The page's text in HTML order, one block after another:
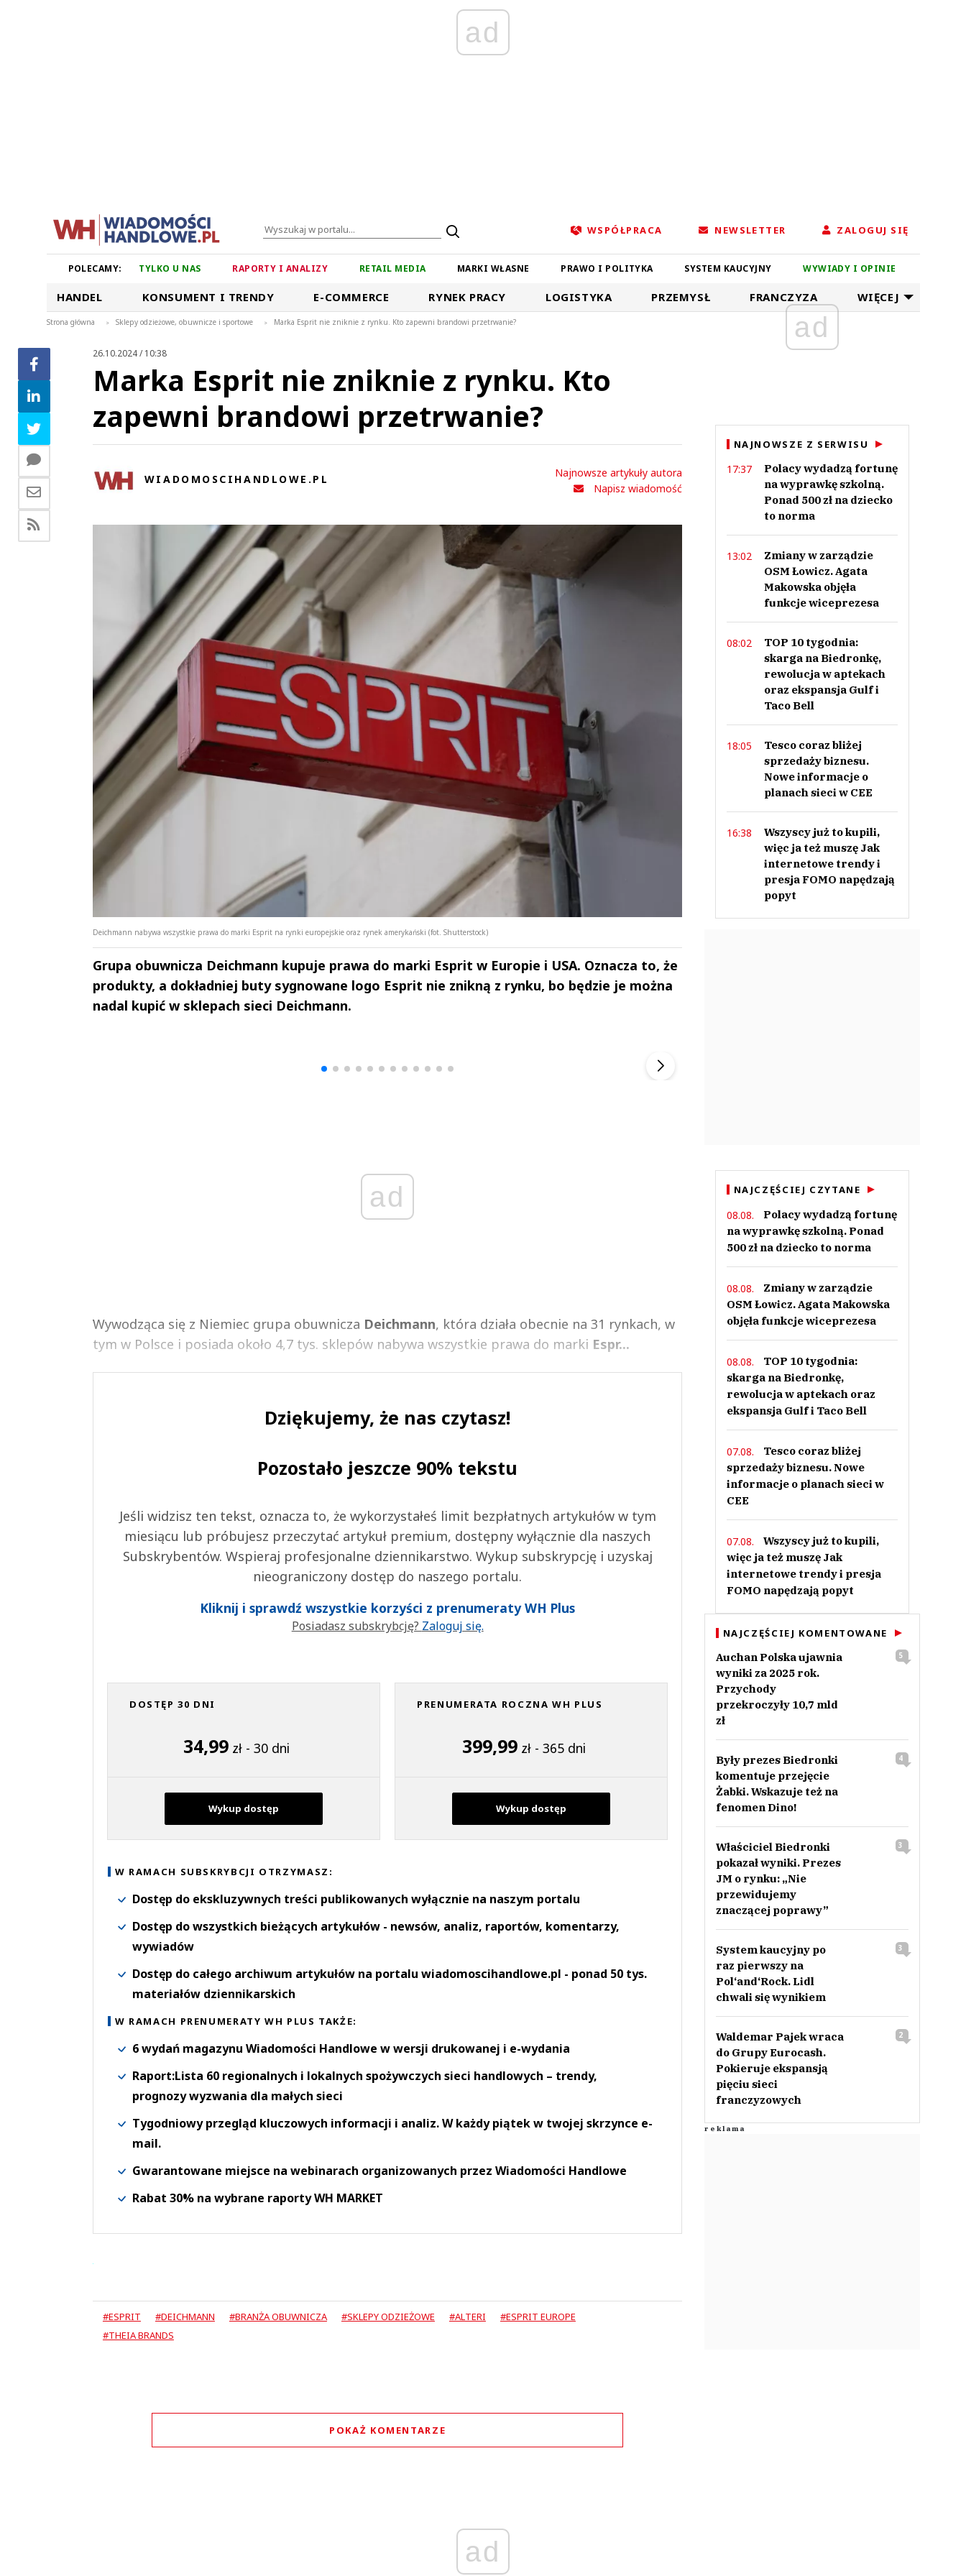
ad
WSPÓŁPRACA NEWSLETTER ZALOGUJ SIĘ
POLECAMY: TYLKO U NAS RAPORTY I ANALIZY RETAIL MEDIA MARKI WŁASNE PRAWO I POLITYKA SYSTEM KAUCYJNY WYWIADY I OPINIE
HANDEL KONSUMENT I TRENDY E-COMMERCE RYNEK PRACY LOGISTYKA PRZEMYSŁ FRANCZYZA WIĘCEJ
Strona główna > Sklepy odzieżowe, obuwnicze i sportowe > Marka Esprit nie zniknie z rynku. Kto zapewni brandowi przetrwanie?
26.10.2024 / 10:38
Marka Esprit nie zniknie z rynku. Kto
zapewni brandowi przetrwanie?
WIADOMOSCIHANDLOWE.PL
Najnowsze artykuły autora
Napisz wiadomość
Deichmann nabywa wszystkie prawa do marki Esprit na rynki europejskie oraz rynek amerykański (fot. Shutterstock)
Grupa obuwnicza Deichmann kupuje prawa do marki Esprit w Europie i USA. Oznacza to, że
produkty, a dokładniej buty sygnowane logo Esprit nie znikną z rynku, bo będzie je można
nadal kupić w sklepach sieci Deichmann.
ad
Wywodząca się z Niemiec grupa obuwnicza Deichmann, która działa obecnie na 31 rynkach, w
tym w Polsce i posiada około 4,7 tys. sklepów nabywa wszystkie prawa do marki Espr...
Dziękujemy, że nas czytasz!
Pozostało jeszcze 90% tekstu
Jeśli widzisz ten tekst, oznacza to, że wykorzystałeś limit bezpłatnych artykułów w tym
miesiącu lub próbujesz przeczytać artykuł premium, dostępny wyłącznie dla naszych
Subskrybentów. Wspieraj profesjonalne dziennikarstwo. Wykup subskrypcję i uzyskaj
nieograniczony dostęp do naszego portalu.
Kliknij i sprawdź wszystkie korzyści z prenumeraty WH Plus
Posiadasz subskrybcję? Zaloguj się.
DOSTĘP 30 DNI
34,99 zł - 30 dni
Wykup dostęp
PRENUMERATA ROCZNA WH PLUS
399,99 zł - 365 dni
Wykup dostęp
W RAMACH SUBSKRYBCJI OTRZYMASZ:
Dostęp do ekskluzywnych treści publikowanych wyłącznie na naszym portalu
Dostęp do wszystkich bieżących artykułów - newsów, analiz, raportów, komentarzy,
wywiadów
Dostęp do całego archiwum artykułów na portalu wiadomoscihandlowe.pl - ponad 50 tys.
materiałów dziennikarskich
W RAMACH PRENUMERATY WH PLUS TAKŻE:
6 wydań magazynu Wiadomości Handlowe w wersji drukowanej i e-wydania
Raport:Lista 60 regionalnych i lokalnych spożywczych sieci handlowych – trendy,
prognozy wyzwania dla małych sieci
Tygodniowy przegląd kluczowych informacji i analiz. W każdy piątek w twojej skrzynce e-
mail.
Gwarantowane miejsce na webinarach organizowanych przez Wiadomości Handlowe
Rabat 30% na wybrane raporty WH MARKET
#ESPRIT #DEICHMANN #BRANŻA OBUWNICZA #SKLEPY ODZIEŻOWE #ALTERI
#ESPRIT EUROPE
#THEIA BRANDS
POKAŻ KOMENTARZE
ad
NAJNOWSZE Z SERWISU
17:37
Polacy wydadzą fortunę
na wyprawkę szkolną.
Ponad 500 zł na dziecko
to norma
13:02
Zmiany w zarządzie
OSM Łowicz. Agata
Makowska objęła
funkcje wiceprezesa
08:02
TOP 10 tygodnia:
skarga na Biedronkę,
rewolucja w aptekach
oraz ekspansja Gulf i
Taco Bell
18:05
Tesco coraz bliżej
sprzedaży biznesu.
Nowe informacje o
planach sieci w CEE
16:38
Wszyscy już to kupili,
więc ja też muszę Jak
internetowe trendy i
presja FOMO napędzają
popyt
NAJCZĘŚCIEJ CZYTANE
08.08.
Polacy wydadzą fortunę
na wyprawkę szkolną. Ponad
500 zł na dziecko to norma
08.08.
Zmiany w zarządzie
OSM Łowicz. Agata Makowska
objęła funkcje wiceprezesa
08.08.
TOP 10 tygodnia:
skarga na Biedronkę,
rewolucja w aptekach oraz
ekspansja Gulf i Taco Bell
07.08.
Tesco coraz bliżej
sprzedaży biznesu. Nowe
informacje o planach sieci w
CEE
07.08.
Wszyscy już to kupili,
więc ja też muszę Jak
internetowe trendy i presja
FOMO napędzają popyt
NAJCZĘŚCIEJ KOMENTOWANE
Auchan Polska ujawnia
wyniki za 2025 rok.
Przychody
przekroczyły 10,7 mld
zł
5
Były prezes Biedronki
komentuje przejęcie
Żabki. Wskazuje też na
fenomen Dino!
4
Właściciel Biedronki
pokazał wyniki. Prezes
JM o rynku: „Nie
przewidujemy
znaczącej poprawy”
3
System kaucyjny po
raz pierwszy na
Pol‘and‘Rock. Lidl
chwali się wynikiem
3
Waldemar Pajek wraca
do Grupy Eurocash.
Pokieruje ekspansją
pięciu sieci
franczyzowych
2
ad